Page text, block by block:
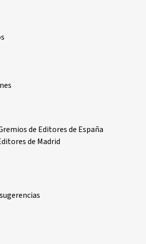
de Editores de España
de Madrid